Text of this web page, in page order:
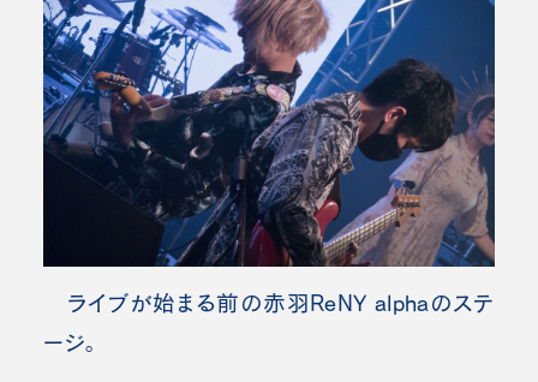
ライブが始まる前の赤羽ReNY alphaのステ
ージ。